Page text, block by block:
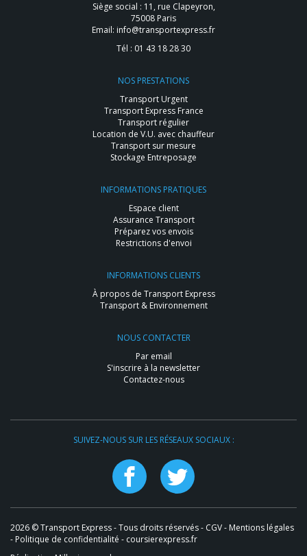
Siège social : 11, rue Clapeyron,
75008 Paris
Email: info@transportexpress.fr
Tél : 01 43 18 28 30
NOS PRESTATIONS
Transport Urgent
Transport Express France
Transport régulier
Location de V.U. avec chauffeur
Transport sur mesure
Stockage Entreposage
INFORMATIONS PRATIQUES
Espace client
Assurance Transport
Préparez vos envois
Restrictions d'envoi
INFORMATIONS CLIENTS
À propos de Transport Express
Transport & Environnement
NOUS CONTACTER
Par email
S'inscrire à la newsletter
Contactez-nous
SUIVEZ-NOUS SUR LES RÉSEAUX SOCIAUX :
2026 © Transport Express - Tous droits réservés - CGV- Mentions légales
- Politique de confidentialité - coursierexpress.fr